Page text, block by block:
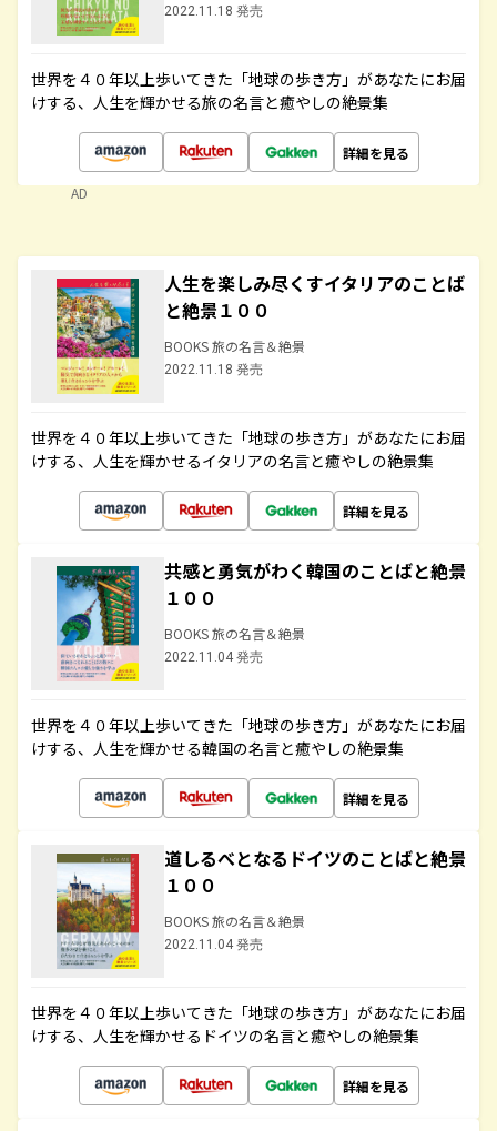
2022.11.18 発売
世界を４０年以上歩いてきた「地球の歩き方」があなたにお届
けする、人生を輝かせる旅の名言と癒やしの絶景集
詳細を見る
AD
人生を楽しみ尽くすイタリアのことば
と絶景１００
BOOKS 旅の名言＆絶景
2022.11.18 発売
世界を４０年以上歩いてきた「地球の歩き方」があなたにお届
けする、人生を輝かせるイタリアの名言と癒やしの絶景集
詳細を見る
共感と勇気がわく韓国のことばと絶景
１００
BOOKS 旅の名言＆絶景
2022.11.04 発売
世界を４０年以上歩いてきた「地球の歩き方」があなたにお届
けする、人生を輝かせる韓国の名言と癒やしの絶景集
詳細を見る
道しるべとなるドイツのことばと絶景
１００
BOOKS 旅の名言＆絶景
2022.11.04 発売
世界を４０年以上歩いてきた「地球の歩き方」があなたにお届
けする、人生を輝かせるドイツの名言と癒やしの絶景集
詳細を見る